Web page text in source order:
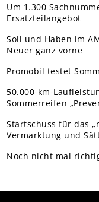
Um 1.300
Ersatzteilangebot
Soll und Haben im
Neuer ganz vorne
Promobil testet
50.000-km-
Sommerreifen
Startschuss für das
Vermarktung und
Noch nicht mal